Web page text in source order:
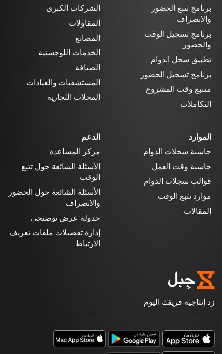
برنامج تتبع الحضور
والانصراف
برنامج تسجيل الوقت
والحضور
تطبيق سجل الدوام
برنامج تسجيل الحضور
متتبع وقت المشروع
التكاملات
الشركات الكبرى
المقاولات
المصانع
الخدمات اللوجستية
الضيافة
المستشفيات والعيادات
المحلات التجارية
الموارد
حاسبة سجلات الدوام
حاسبة وقت العمل
قوالب سجلات الدوام
موارد تتبع الوقت
المقالات
الدعم
مركز المساعدة
الأسئلة الشائعة حول تتبع
الوقت
الأسئلة الشائعة حول الحضور
والانصراف
جدولة عرض توضيحي
إدارة تفضيلات ملفات تعريف
الارتباط
زد إنتاجية فريقك اليوم